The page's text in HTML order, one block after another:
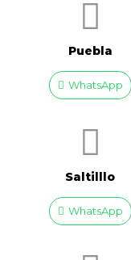
Puebla
WhatsApp
Saltilllo
WhatsApp